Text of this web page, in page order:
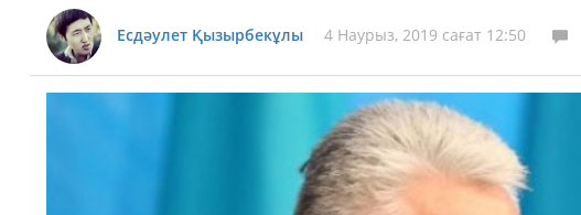
Есдәулет Қызырбекұлы 4 Наурыз, 2019 сағат 12:50